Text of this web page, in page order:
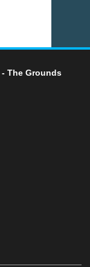
The Grounds